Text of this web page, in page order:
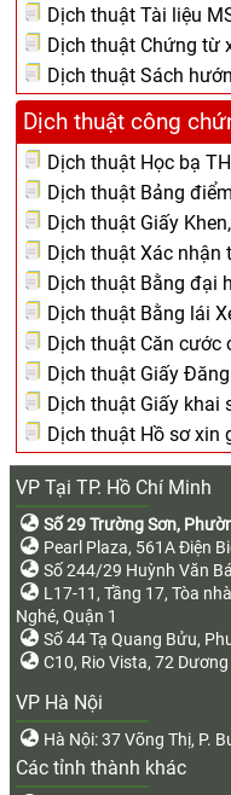
Dịch thuật Tài liệu
Dịch thuật Chứng từ
Dịch thuật Sách
Dịch thuật công
Dịch thuật Học bạ
Dịch thuật Bảng
Dịch thuật Giấy
Dịch thuật Xác nhận
Dịch thuật Bằng đại
Dịch thuật Bằng lái
Dịch thuật Căn cước
Dịch thuật Giấy
Dịch thuật Giấy khai
Dịch thuật Hồ sơ xin
VP Tại TP. Hồ Chí Minh
Số 29 Trường Sơn,
Pearl Plaza, 561A Điện
Số 244/29 Huỳnh Văn
L17-11, Tầng 17, Tòa
Nghé, Quận 1
Số 44 Tạ Quang Bửu,
C10, Rio Vista, 72
VP Hà Nội
Hà Nội: 37 Võng Thị, P.
Các tỉnh thành khác